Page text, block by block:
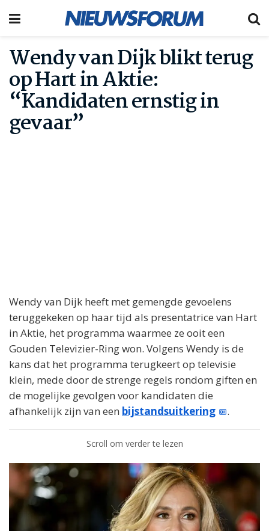
Wendy van Dijk blikt terug
op Hart in Aktie:
“Kandidaten ernstig in
gevaar”
Wendy van Dijk heeft met gemengde gevoelens
teruggekeken op haar tijd als presentatrice van Hart
in Aktie, het programma waarmee ze ooit een
Gouden Televizier-Ring won. Volgens Wendy is de
kans dat het programma terugkeert op televisie
klein, mede door de strenge regels rondom giften en
de mogelijke gevolgen voor kandidaten die
afhankelijk zijn van een bijstandsuitkering .
Scroll om verder te lezen